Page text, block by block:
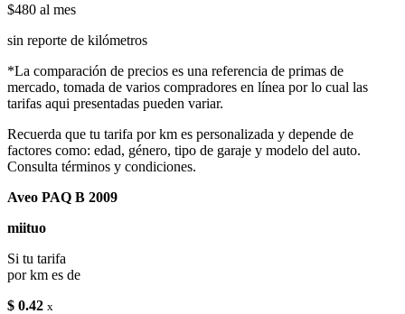
$480 al mes
sin reporte de kilómetros
*La comparación de precios es una referencia de primas de
mercado, tomada de varios compradores en línea por lo cual las
tarifas aqui presentadas pueden variar.
Recuerda que tu tarifa por km es personalizada y depende de
factores como: edad, género, tipo de garaje y modelo del auto.
Consulta términos y condiciones.
Aveo PAQ B 2009
miituo
Si tu tarifa
por km es de
$ 0.42 x